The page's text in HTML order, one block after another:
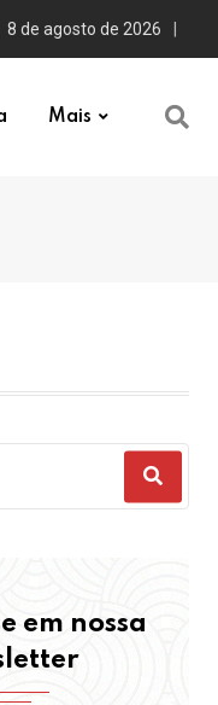
8 de agosto de 2026
Mais
em nossa